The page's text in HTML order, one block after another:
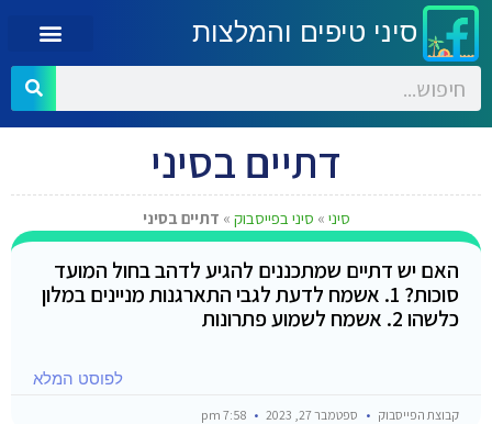
סיני טיפים והמלצות
דתיים בסיני
סיני » סיני בפייסבוק » דתיים בסיני
האם יש דתיים שמתכננים להגיע לדהב בחול המועד
סוכות? 1. אשמח לדעת לגבי התארגנות מניינים במלון
כלשהו 2. אשמח לשמוע פתרונות
לפוסט המלא
קבוצת הפייסבוק ספטמבר 27, 2023